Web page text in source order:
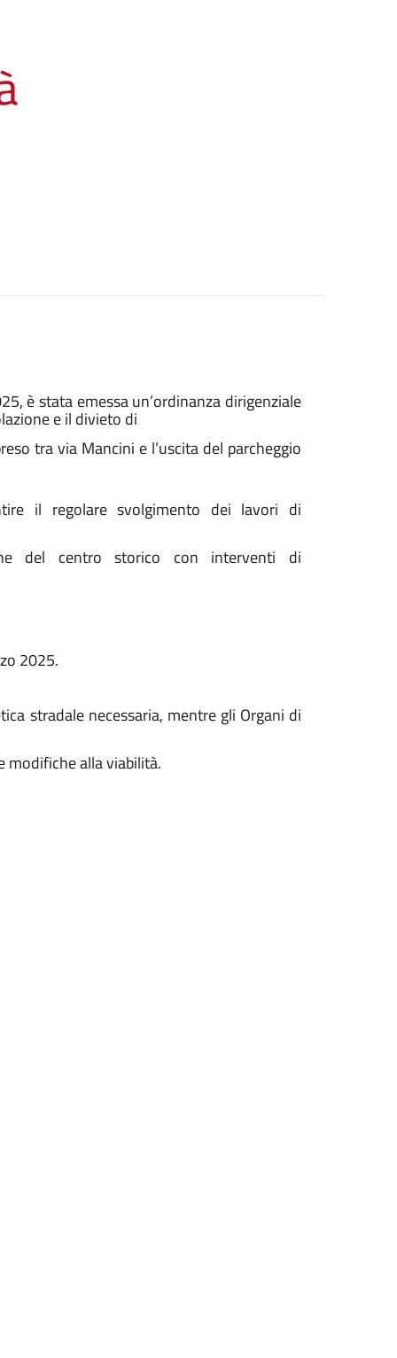
è stata emessa un’ordinanza dirigenziale
e il divieto di
tra via Mancini e l’uscita del parcheggio
il regolare svolgimento dei lavori di
del centro storico con interventi di
2025.
stradale necessaria, mentre gli Organi di
modifiche alla viabilità.